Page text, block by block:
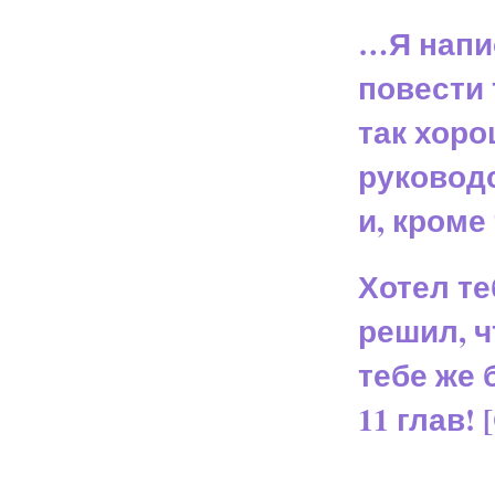
…Я
так
и, кроме
Хотел
решил,
тебе же
11